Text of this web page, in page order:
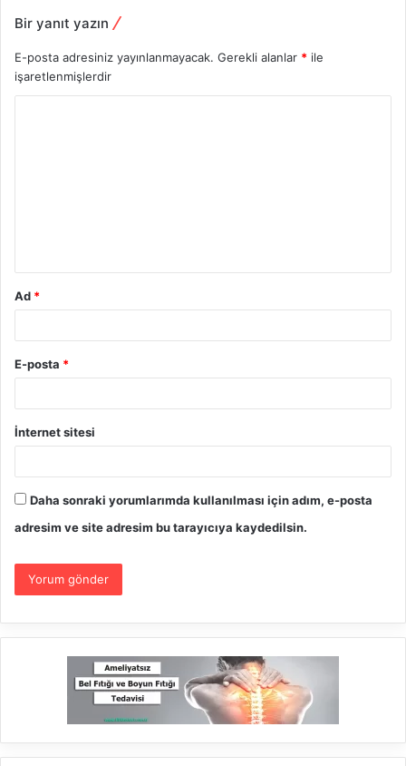
Bir yanıt yazın
E-posta adresiniz yayınlanmayacak. Gerekli alanlar * ile
işaretlenmişlerdir
Ad *
E-posta *
İnternet sitesi
Daha sonraki yorumlarımda kullanılması için adım, e-posta
adresim ve site adresim bu tarayıcıya kaydedilsin.